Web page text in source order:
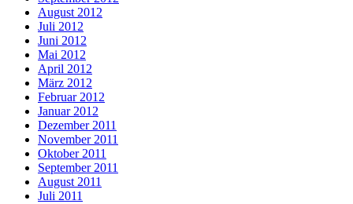
August 2012
Juli 2012
Juni 2012
Mai 2012
April 2012
März 2012
Februar 2012
Januar 2012
Dezember 2011
November 2011
Oktober 2011
September 2011
August 2011
Juli 2011